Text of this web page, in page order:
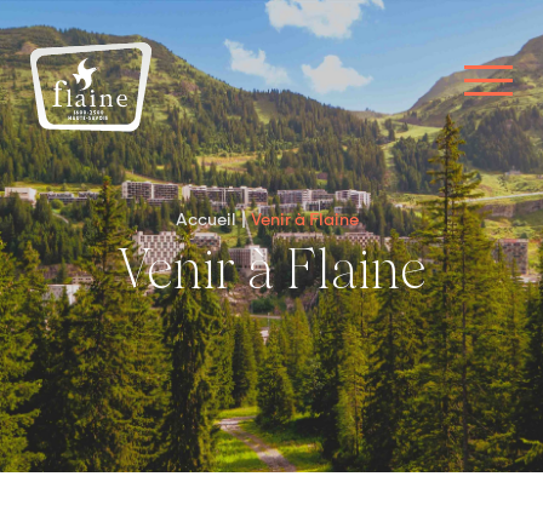
Accueil Venir à Flaine
Venir à Flaine